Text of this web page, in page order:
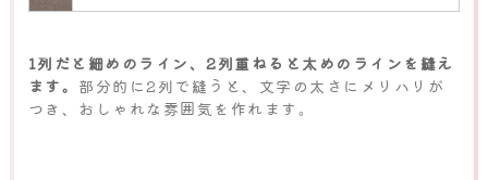
1列だと細めのライン、2列重ねると太めのラインを縫え
ます。 部分的に2列で縫うと、文字の太さにメリハリが
つき、おしゃれな雰囲気を作れます。